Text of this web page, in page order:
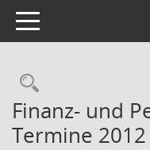
Toggle navigation
Finanz- und
Termine 2012